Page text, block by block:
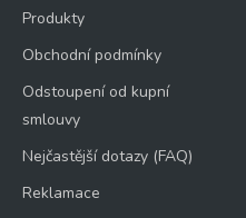
Produkty
Obchodní podmínky
Odstoupení od kupní
smlouvy
Nejčastější dotazy (FAQ)
Reklamace